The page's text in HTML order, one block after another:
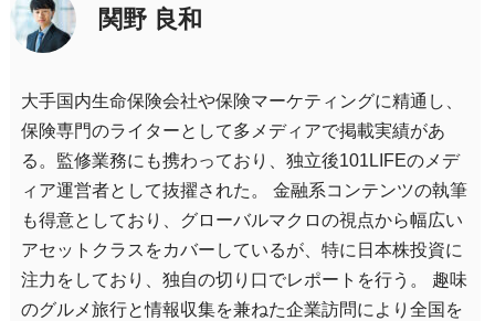
関野 良和
大手国内生命保険会社や保険マーケティングに精通し、
保険専門のライターとして多メディアで掲載実績があ
る。監修業務にも携わっており、独立後101LIFEのメデ
ィア運営者として抜擢された。 金融系コンテンツの執筆
も得意としており、グローバルマクロの視点から幅広い
アセットクラスをカバーしているが、特に日本株投資に
注力をしており、独自の切り口でレポートを行う。 趣味
のグルメ旅行と情報収集を兼ねた企業訪問により全国を